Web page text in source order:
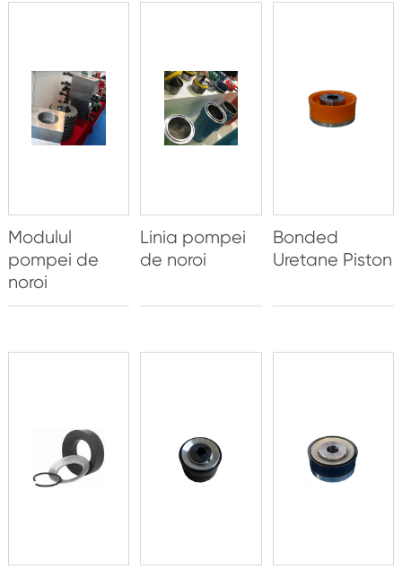
Modulul
pompei de
noroi
Linia pompei
de noroi
Bonded
Uretane Piston